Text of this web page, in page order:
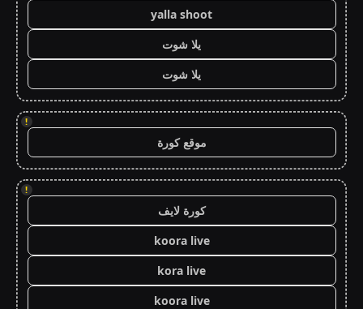
yalla shoot
يلا شوت
يلا شوت
!
موقع كورة
!
كورة لايف
koora live
kora live
koora live